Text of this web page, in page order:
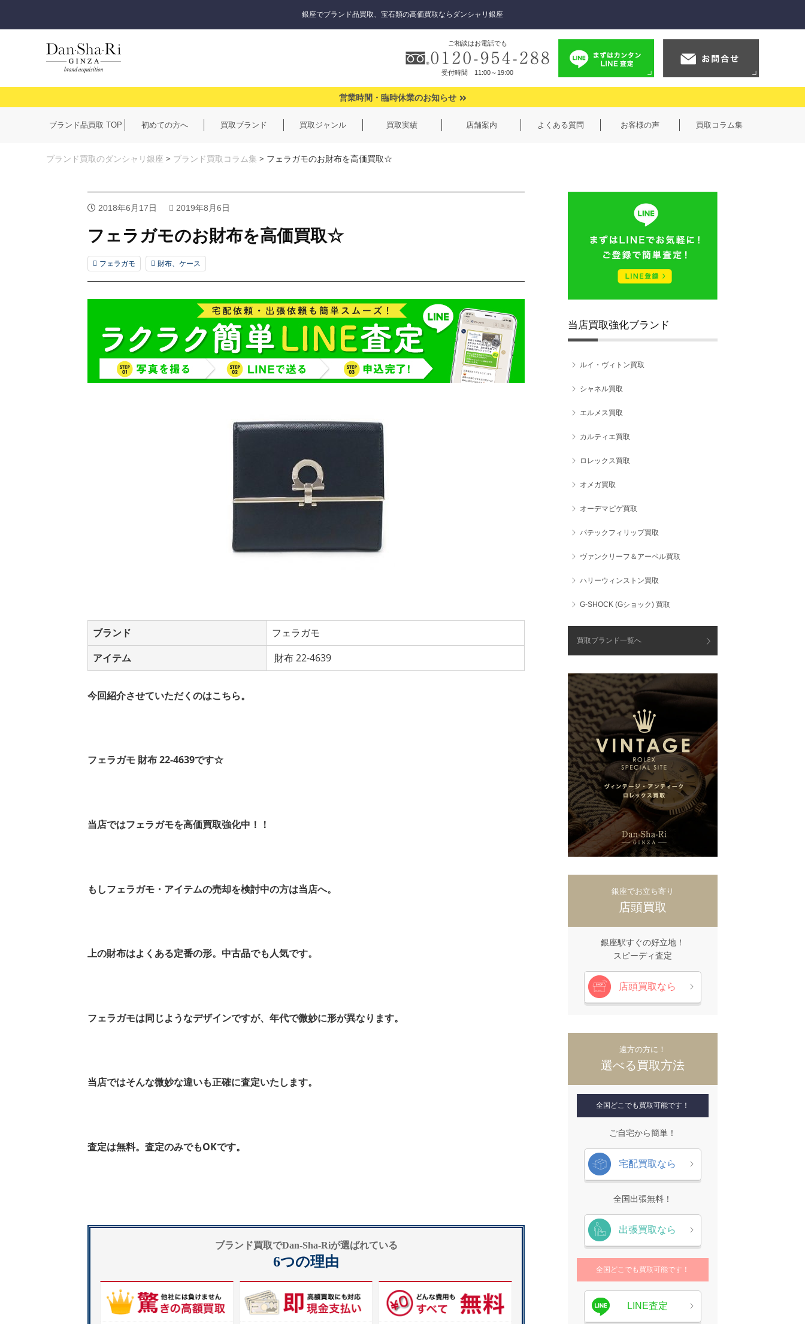
銀座でブランド品買取、宝石類の高価買取ならダンシャリ銀座
ご相談はお電話でも
受付時間 11:00～19:00
営業時間・臨時休業のお知らせ
ブランド品買取 TOP 初めての方へ 買取ブランド 買取ジャンル 買取実績 店舗案内 よくある質問 お客様の声 買取コラム集
ブランド買取のダンシャリ銀座 > ブランド買取コラム集 > フェラガモのお財布を高価買取☆
2018年6月17日 2019年8月6日
フェラガモのお財布を高価買取☆
フェラガモ 財布、ケース
ブランド
フェラガモ
アイテム
財布 22-4639
今回紹介させていただくのはこちら。
フェラガモ 財布 22-4639です☆
当店ではフェラガモを高価買取強化中！！
もしフェラガモ・アイテムの売却を検討中の方は当店へ。
上の財布はよくある定番の形。中古品でも人気です。
フェラガモは同じようなデザインですが、年代で微妙に形が異なります。
当店ではそんな微妙な違いも正確に査定いたします。
査定は無料。査定のみでもOKです。
ブランド買取でDan-Sha-Riが選ばれている
6つの理由
当店買取強化ブランド
ルイ・ヴィトン買取
シャネル買取
エルメス買取
カルティエ買取
ロレックス買取
オメガ買取
オーデマピゲ買取
パテックフィリップ買取
ヴァンクリーフ＆アーペル買取
ハリーウィンストン買取
G-SHOCK (Gショック) 買取
買取ブランド一覧へ
銀座でお立ち寄り
店頭買取
銀座駅すぐの好立地！
スピーディ査定
店頭買取なら
遠方の方に！
選べる買取方法
全国どこでも買取可能です！
ご自宅から簡単！
宅配買取なら
全国出張無料！
出張買取なら
全国どこでも買取可能です！
LINE査定